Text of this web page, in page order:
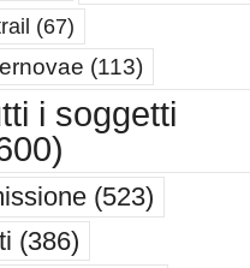
(67)
(113)
i soggetti
(523)
(386)